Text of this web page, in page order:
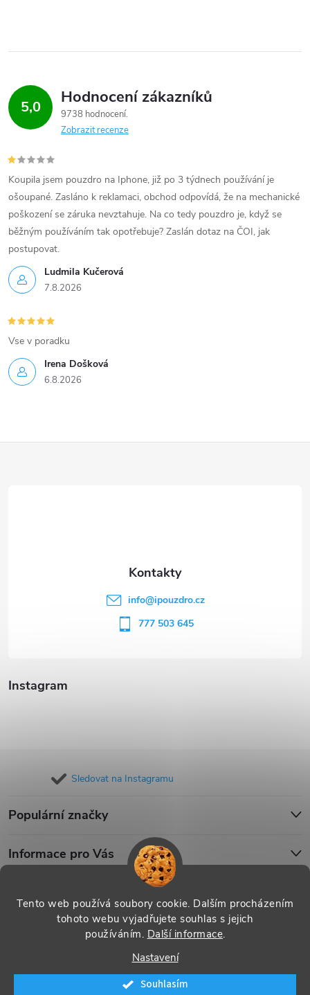
Tento web používá soubory cookie. Dalším procházením
tohoto webu vyjadřujete souhlas s jejich
používáním. Další informace.
Nastavení
Souhlasím
5,0 Hodnocení zákazníků
9738 hodnocení
Zobrazit recenze
Ludmila Kučerová
7.8.2026
Koupila jsem pouzdro na Iphone, již po 3 týdnech používání je
ošoupané. Zasláno k reklamaci, obchod odpovídá, že na mechanické
poškození se záruka nevztahuje. Na co tedy pouzdro je, když se
běžným používáním tak opotřebuje? Zaslán dotaz na ČOI, jak
postupovat.
Irena Došková
6.8.2026
Vse v poradku
Instagram
Sledovat na Instagramu
Populární značky
Informace pro Vás
info@ipouzdro.cz
777 503 645
Vytvořil Shoptet
Copyright 2026 . Všechna práva vyhrazena.
nastavení cookies